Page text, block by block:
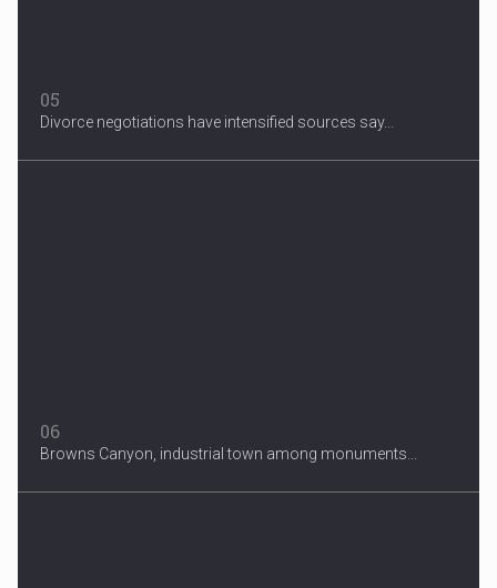
05
Divorce negotiations have intensified sources say...
06
Browns Canyon, industrial town among monuments...